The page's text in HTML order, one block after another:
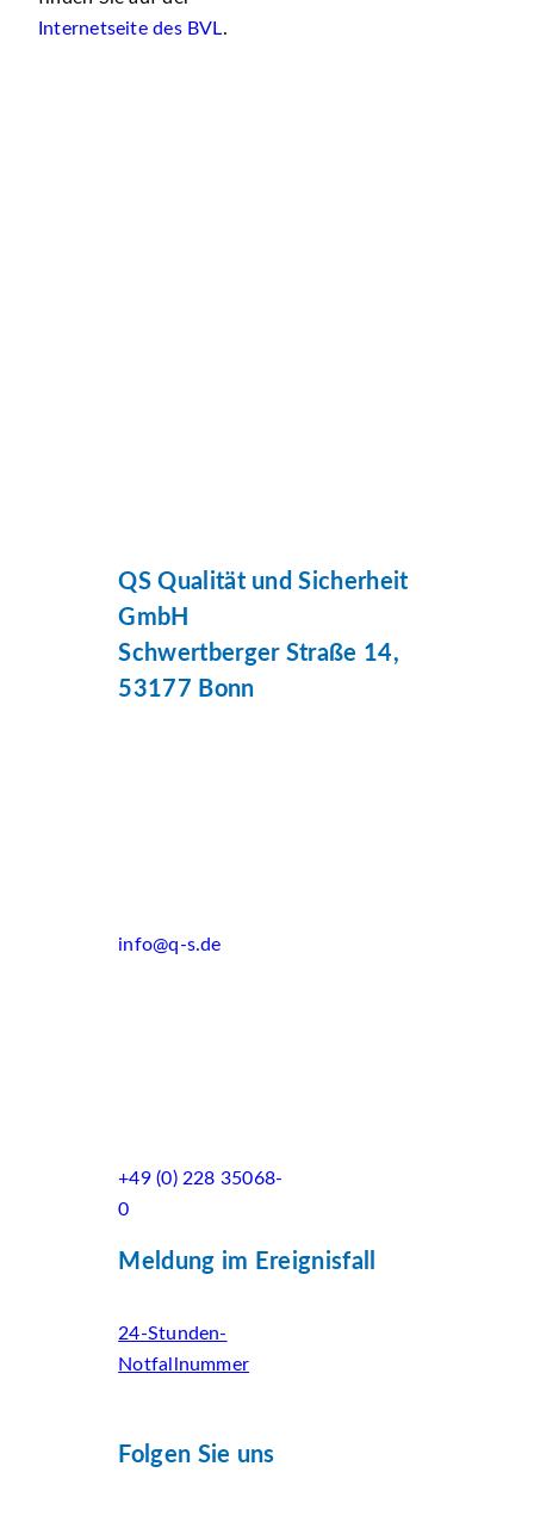
Internetseite des BVL.
QS Qualität und Sicherheit
GmbH
Schwertberger Straße 14,
53177 Bonn
info@q-s.de
+49 (0) 228 35068-
0
Meldung im Ereignisfall
24-Stunden-
Notfallnummer
Folgen Sie uns